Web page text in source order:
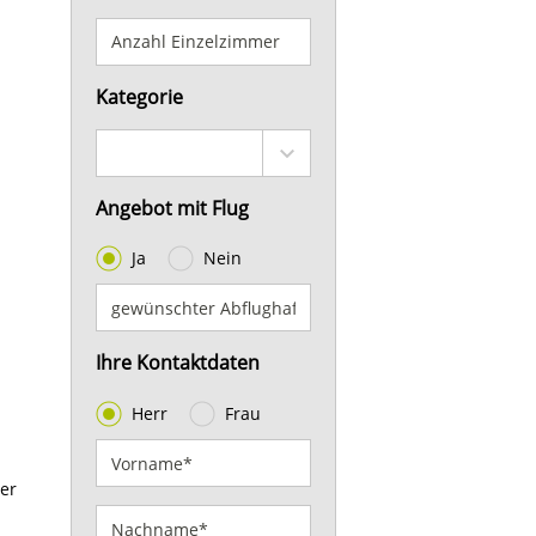
Kategorie
Angebot mit Flug
Ja Nein
Ihre Kontaktdaten
Herr Frau